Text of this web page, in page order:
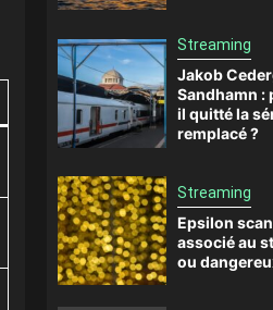
Streaming
Jakob
Sandhamn :
il quitté la
remplacé ?
Streaming
Epsilon
associé au
ou